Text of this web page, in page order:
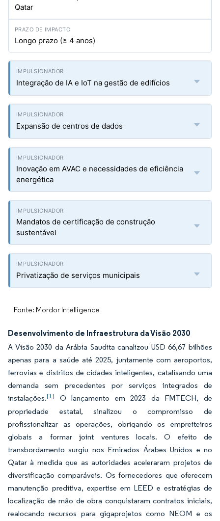
Qatar
Longo prazo (≥ 4 anos)
Integração de IA e IoT na gestão de edifícios
Expansão de centros de dados
Inovação em AVAC e necessidades de eficiência
energética
Mandatos de certificação de construção
sustentável
Privatização de serviços municipais
Fonte: Mordor Intelligence
Desenvolvimento de Infraestrutura da Visão 2030
A Visão 2030 da Arábia Saudita canalizou USD 66,67 bilhões
apenas para a saúde até 2025, juntamente com aeroportos,
ferrovias e distritos de cidades inteligentes, catalisando uma
demanda sem precedentes por serviços integrados de
instalações.[1]
O lançamento em 2023 da FMTECH, de
propriedade estatal, sinalizou o compromisso de
profissionalizar as operações, obrigando os empreiteiros
globais a formar joint ventures locais. O efeito de
transbordamento surgiu nos Emirados Árabes Unidos e no
Qatar à medida que as autoridades aceleraram projetos de
diversificação comparáveis. Os fornecedores que oferecem
manutenção preditiva, expertise em LEED e estratégias de
localização de mão de obra conquistaram contratos iniciais,
realocando recursos para gigaprojetos como NEOM e os